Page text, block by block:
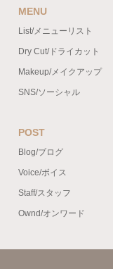
MENU
List/メニューリスト
Dry Cut/ドライカット
Makeup/メイクアップ
SNS/ソーシャル
POST
Blog/ブログ
Voice/ボイス
Staff/スタッフ
Ownd/オンワード